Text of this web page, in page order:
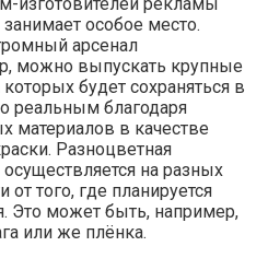
особое место.
арсенал
можно выпускать крупные
будет сохраняться в
реальным благодаря
в качестве
Разноцветная
на разных
от того, где планируется
Это может быть, например,
или же плёнка.